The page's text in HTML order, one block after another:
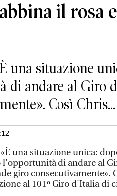
il rosa
una situazione
di andare al Giro
Così Chris...
una situazione unica:
l'opportunità di andare al
giro consecutivamente».
al 101º Giro d'Italia di